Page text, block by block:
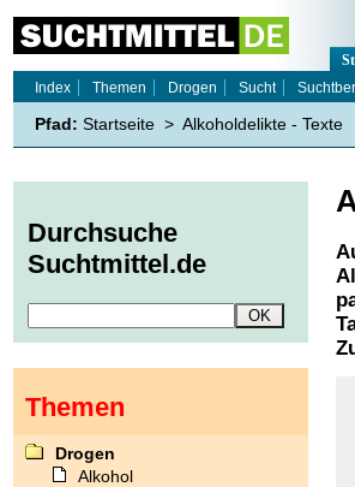
Index
Themen Drogen Sucht
Pfad: Startseite > Alkoholdelikte - Texte
Durchsuche
Suchtmittel.de
Themen
Drogen
Alkohol